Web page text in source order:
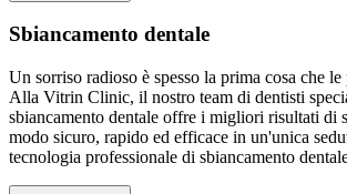
Sbiancamento dentale
Un sorriso radioso è spesso la prima cosa che le
Alla Vitrin Clinic, il nostro team di dentisti
sbiancamento dentale offre i migliori risultati di
modo sicuro, rapido ed efficace in un'unica
tecnologia professionale di sbiancamento